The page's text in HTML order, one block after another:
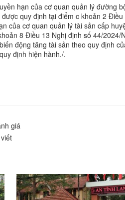
hạn của cơ quan quản lý đường
quy định tại điểm c khoản 2
của cơ quan quản lý tài sản cấp
8 Điều 13 Nghị định số 44/
động tăng tài sản theo quy định
định hiện hành./.
giá